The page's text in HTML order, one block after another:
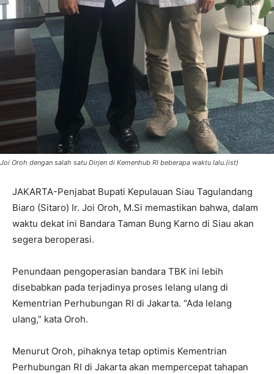
Joi Oroh dengan salah satu Dirjen di Kemenhub RI beberapa waktu lalu.(ist)
JAKARTA-Penjabat Bupati Kepulauan Siau Tagulandang
Biaro (Sitaro) Ir. Joi Oroh, M.Si memastikan bahwa, dalam
waktu dekat ini Bandara Taman Bung Karno di Siau akan
segera beroperasi.
Penundaan pengoperasian bandara TBK ini lebih
disebabkan pada terjadinya proses lelang ulang di
Kementrian Perhubungan RI di Jakarta. “Ada lelang
ulang,” kata Oroh.
Menurut Oroh, pihaknya tetap optimis Kementrian
Perhubungan RI di Jakarta akan mempercepat tahapan